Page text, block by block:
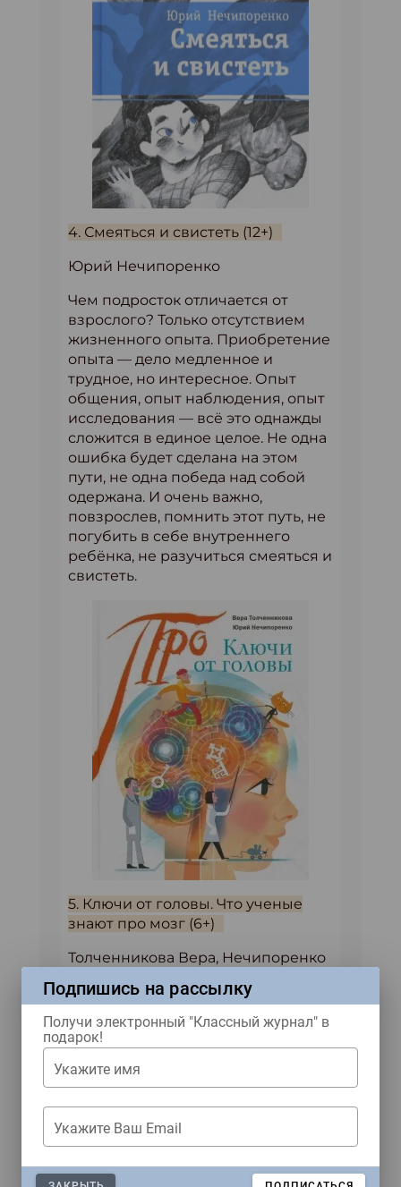
4. Смеяться и свистеть (12+)
Юрий Нечипоренко
Чем подросток отличается от
взрослого? Только отсутствием
жизненного опыта. Приобретение
опыта — дело медленное и
трудное, но интересное. Опыт
общения, опыт наблюдения, опыт
исследования — всё это однажды
сложится в единое целое. Не одна
ошибка будет сделана на этом
пути, не одна победа над собой
одержана. И очень важно,
повзрослев, помнить этот путь, не
погубить в себе внутреннего
ребёнка, не разучиться смеяться и
свистеть.
5. Ключи от головы. Что ученые
знают про мозг (6+)
Толченникова Вера, Нечипоренко
органе центральной нервной
системы человека, самом
загадочном и сложном для
изучения. Авторы пишут о том, что
будет интересно не только
подросткам, но и их родителям.
Строение мозга человека,
принципиальное отличие от мозга
Подпишись на рассылку
Получи электронный "Классный журнал" в
подарок!
Укажите имя
Укажите Ваш Email